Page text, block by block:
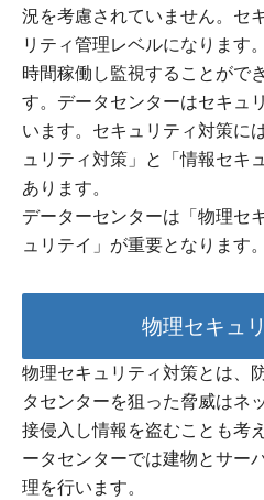
況を考慮されていません。セ
リティ管理レベルになります
時間稼働し監視することがで
す。データセンターはセキュ
います。セキュリティ対策に
ュリティ対策」と「情報セキ
あります。
データーセンターは「物理セ
ュリテイ」が重要となります。
物理セキュ
物理セキュリティ対策とは、
タセンターを狙った脅威はネ
接侵入し情報を盗むことも考
ータセンターでは建物とサー
理を行います。